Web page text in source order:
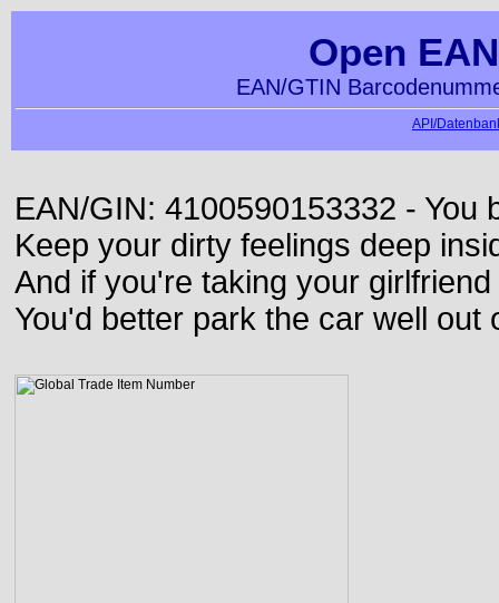
Open
EAN/GTIN
API/
EAN/GIN: 4100590153332 - You
Keep your dirty feelings deep
And if you're taking your
You'd better park the car well out